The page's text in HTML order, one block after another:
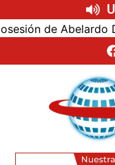
Abelardo De